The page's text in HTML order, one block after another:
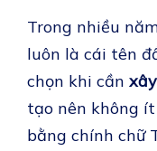
Trong nhiều
luôn là cái tên
chọn khi cần
tạo nên không
bằng chính chữ